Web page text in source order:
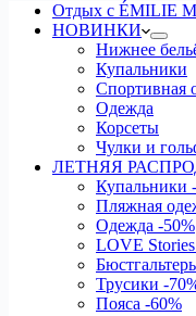
Отдых с ÉMILIE
НОВИНКИ
Нижнее
Купальники
Спортивная
Одежда
Корсеты
Чулки и
ЛЕТНЯЯ
Купальники
Пляжная
Одежда -50%
LOVE Stories
Трусики -
Пояса -60%